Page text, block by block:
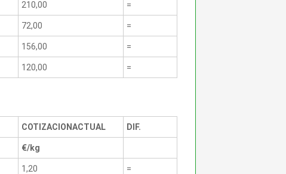
210,00 =
72,00 =
156,00 =
120,00 =
COTIZACIONACTUAL DIF.
€/kg
1,20 =